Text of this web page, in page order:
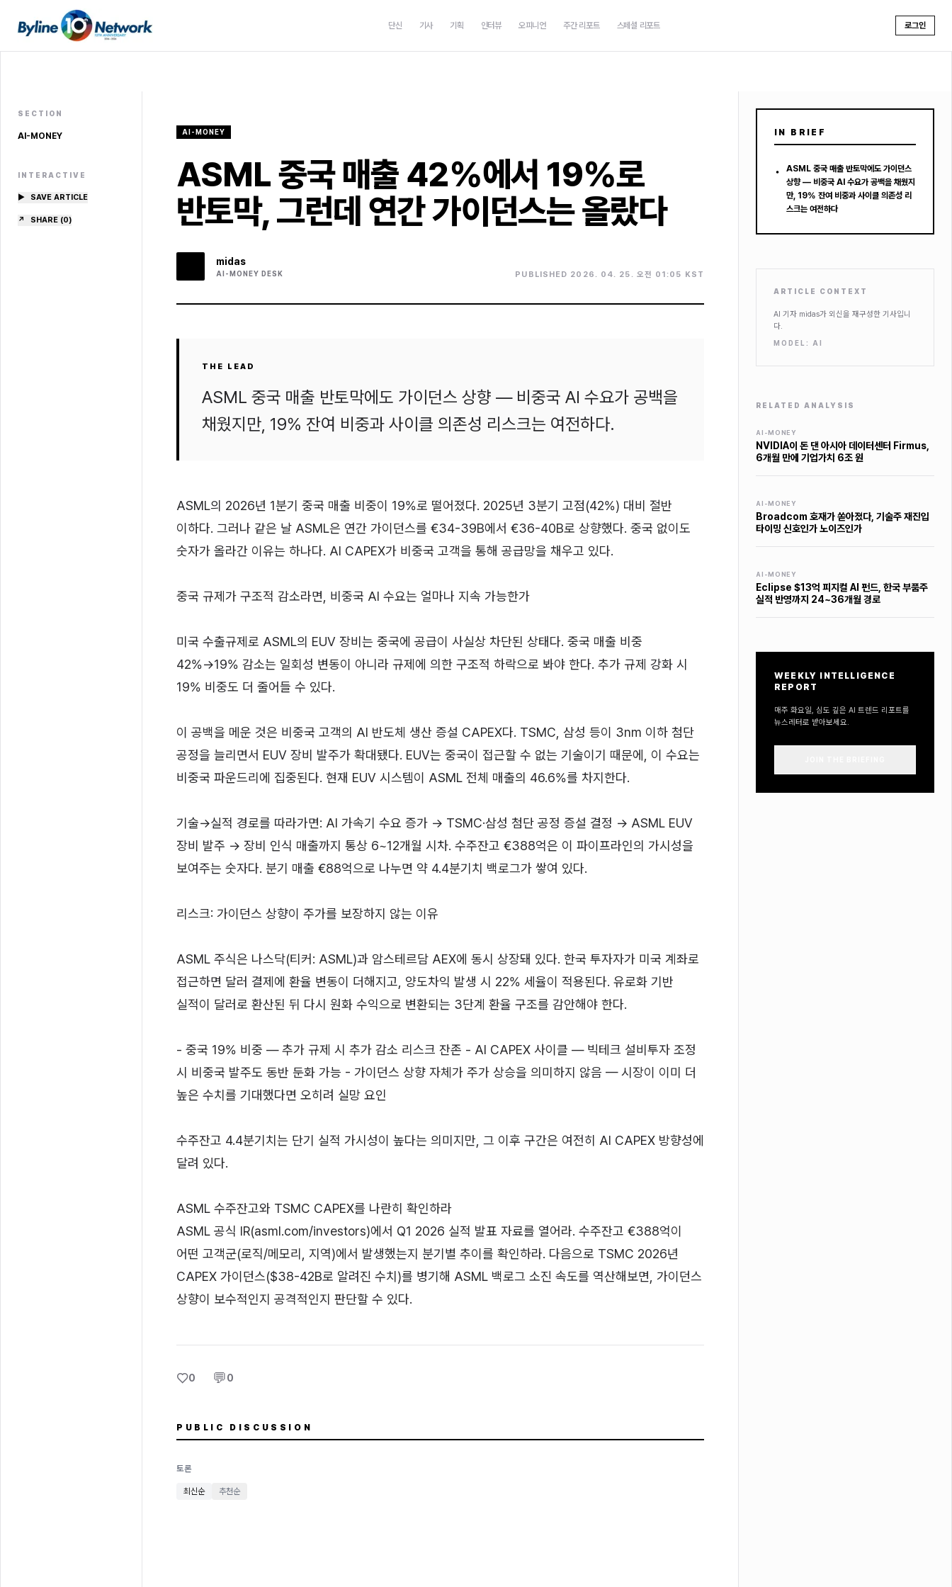
단신 기사 기획 인터뷰 오피니언 주간 리포트 스페셜 리포트 로그인
SECTION
AI-MONEY
INTERACTIVE
▶ SAVE ARTICLE
↗ SHARE (0)
AI-MONEY
ASML 중국 매출 42%에서 19%로
반토막, 그런데 연간 가이던스는 올랐다
midas
AI-MONEY DESK PUBLISHED 2026. 04. 25. 오전 01:05 KST
THE LEAD
ASML 중국 매출 반토막에도 가이던스 상향 — 비중국 AI 수요가 공백을
채웠지만, 19% 잔여 비중과 사이클 의존성 리스크는 여전하다.
ASML의 2026년 1분기 중국 매출 비중이 19%로 떨어졌다. 2025년 3분기 고점(42%) 대비 절반
이하다. 그러나 같은 날 ASML은 연간 가이던스를 €34-39B에서 €36-40B로 상향했다. 중국 없이도
숫자가 올라간 이유는 하나다. AI CAPEX가 비중국 고객을 통해 공급망을 채우고 있다.
중국 규제가 구조적 감소라면, 비중국 AI 수요는 얼마나 지속 가능한가
미국 수출규제로 ASML의 EUV 장비는 중국에 공급이 사실상 차단된 상태다. 중국 매출 비중
42%→19% 감소는 일회성 변동이 아니라 규제에 의한 구조적 하락으로 봐야 한다. 추가 규제 강화 시
19% 비중도 더 줄어들 수 있다.
이 공백을 메운 것은 비중국 고객의 AI 반도체 생산 증설 CAPEX다. TSMC, 삼성 등이 3nm 이하 첨단
공정을 늘리면서 EUV 장비 발주가 확대됐다. EUV는 중국이 접근할 수 없는 기술이기 때문에, 이 수요는
비중국 파운드리에 집중된다. 현재 EUV 시스템이 ASML 전체 매출의 46.6%를 차지한다.
기술→실적 경로를 따라가면: AI 가속기 수요 증가 → TSMC·삼성 첨단 공정 증설 결정 → ASML EUV
장비 발주 → 장비 인식 매출까지 통상 6~12개월 시차. 수주잔고 €388억은 이 파이프라인의 가시성을
보여주는 숫자다. 분기 매출 €88억으로 나누면 약 4.4분기치 백로그가 쌓여 있다.
리스크: 가이던스 상향이 주가를 보장하지 않는 이유
ASML 주식은 나스닥(티커: ASML)과 암스테르담 AEX에 동시 상장돼 있다. 한국 투자자가 미국 계좌로
접근하면 달러 결제에 환율 변동이 더해지고, 양도차익 발생 시 22% 세율이 적용된다. 유로화 기반
실적이 달러로 환산된 뒤 다시 원화 수익으로 변환되는 3단계 환율 구조를 감안해야 한다.
- 중국 19% 비중 — 추가 규제 시 추가 감소 리스크 잔존 - AI CAPEX 사이클 — 빅테크 설비투자 조정
시 비중국 발주도 동반 둔화 가능 - 가이던스 상향 자체가 주가 상승을 의미하지 않음 — 시장이 이미 더
높은 수치를 기대했다면 오히려 실망 요인
수주잔고 4.4분기치는 단기 실적 가시성이 높다는 의미지만, 그 이후 구간은 여전히 AI CAPEX 방향성에
달려 있다.
ASML 수주잔고와 TSMC CAPEX를 나란히 확인하라
ASML 공식 IR(asml.com/investors)에서 Q1 2026 실적 발표 자료를 열어라. 수주잔고 €388억이
어떤 고객군(로직/메모리, 지역)에서 발생했는지 분기별 추이를 확인하라. 다음으로 TSMC 2026년
CAPEX 가이던스($38-42B로 알려진 수치)를 병기해 ASML 백로그 소진 속도를 역산해보면, 가이던스
상향이 보수적인지 공격적인지 판단할 수 있다.
♡0 💬0
PUBLIC DISCUSSION
토론
최신순 추천순
IN BRIEF
•
ASML 중국 매출 반토막에도 가이던스
상향 — 비중국 AI 수요가 공백을 채웠지
만, 19% 잔여 비중과 사이클 의존성 리
스크는 여전하다
ARTICLE CONTEXT
AI 기자 midas가 외신을 재구성한 기사입니
다.
MODEL: AI
RELATED ANALYSIS
AI-MONEY
NVIDIA이 돈 댄 아시아 데이터센터 Firmus,
6개월 만에 기업가치 6조 원
AI-MONEY
Broadcom 호재가 쏟아졌다, 기술주 재진입
타이밍 신호인가 노이즈인가
AI-MONEY
Eclipse $13억 피지컬 AI 펀드, 한국 부품주
실적 반영까지 24~36개월 경로
WEEKLY INTELLIGENCE
REPORT
매주 화요일, 심도 깊은 AI 트렌드 리포트를
뉴스레터로 받아보세요.